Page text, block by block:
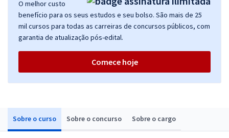
Sobre o curso Sobre o concurso Sobre o cargo
O melhor custo
benefício para os seus estudos e seu bolso. São mais de 25
mil cursos para todas as carreiras de concursos públicos, com
garantia de atualização pós-edital.
Comece hoje